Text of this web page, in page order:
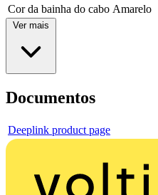
Cor da bainha do cabo Amarelo
Ver mais
Documentos
Deeplink product page